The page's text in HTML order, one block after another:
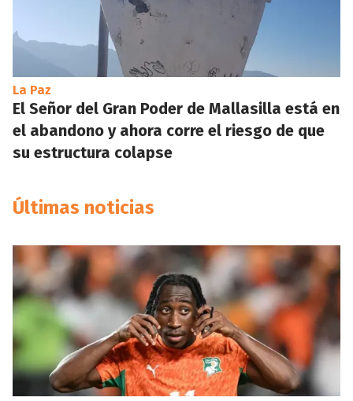
La Paz
El Señor del Gran Poder de Mallasilla está en
el abandono y ahora corre el riesgo de que
su estructura colapse
Últimas noticias